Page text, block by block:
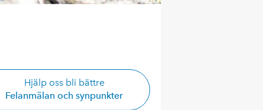
Hjälp oss bli bättre
Felanmälan och synpunkter